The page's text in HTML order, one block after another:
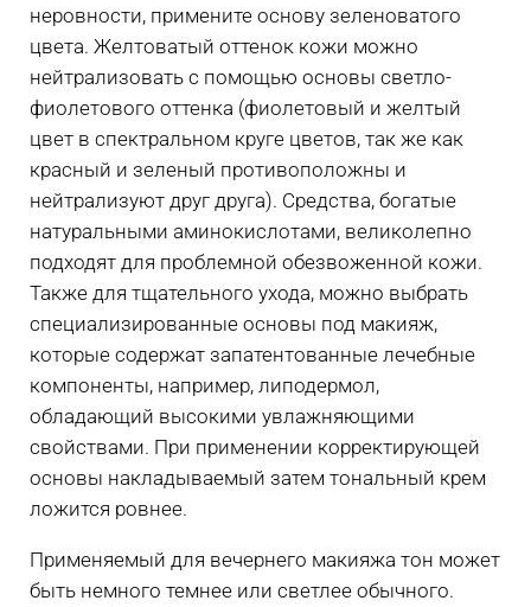
неровности, примените основу зеленоватого
цвета. Желтоватый оттенок кожи можно
нейтрализовать с помощью основы светло-
фиолетового оттенка (фиолетовый и желтый
цвет в спектральном круге цветов, так же как
красный и зеленый противоположны и
нейтрализуют друг друга). Средства, богатые
натуральными аминокислотами, великолепно
подходят для проблемной обезвоженной кожи.
Также для тщательного ухода, можно выбрать
специализированные основы под макияж,
которые содержат запатентованные лечебные
компоненты, например, липодермол,
обладающий высокими увлажняющими
свойствами. При применении корректирующей
основы накладываемый затем тональный крем
ложится ровнее.
Применяемый для вечернего макияжа тон может
быть немного темнее или светлее обычного.